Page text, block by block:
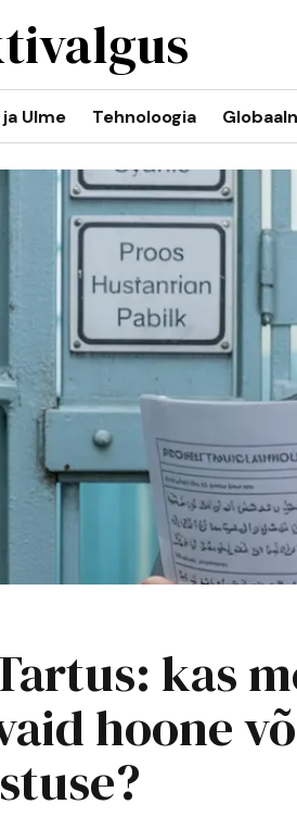
Ulme Tehnoloogia
kas
hoone